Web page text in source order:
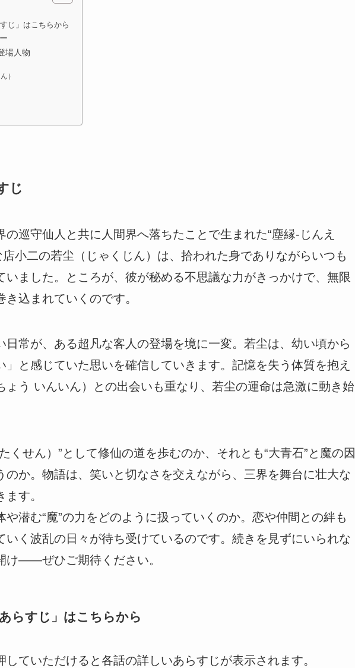
じ」はこちらから
場人物
）
じ
の巡守仙人と共に人間界へ落ちたことで生まれた“塵縁-じんえ
小二の若尘（じゃくじん）は、拾われた身でありながらいつも
いました。ところが、彼が秘める不思議な力がきっかけで、無限
込まれていくのです。
日常が、ある超凡な客人の登場を境に一変。若尘は、幼い頃から
」と感じていた思いを確信していきます。記憶を失う体質を抱え
ょう いんいん）との出会いも重なり、若尘の運命は急激に動き始
くせん）”として修仙の道を歩むのか、それとも“大青石”と魔の因
のか。物語は、笑いと切なさを交えながら、三界を舞台に壮大な
す。
潜む“魔”の力をどのように扱っていくのか。恋や仲間との絆も
いく波乱の日々が待ち受けているのです。続きを見ずにいられな
け――ぜひご期待ください。
らすじ 」はこちらから
していただけると各話の詳しいあらすじが表示されます。